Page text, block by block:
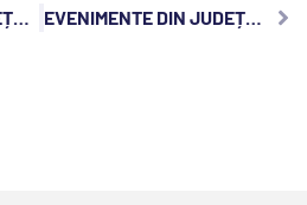
EVENIMENTE DIN JUDEȚUL CLUJ, SÂMBĂTĂ, 9 MARTIE 2024: EVENIMENTE DIN JUDEȚUL CLUJ, LUNI, 11 MARTIE 2024: